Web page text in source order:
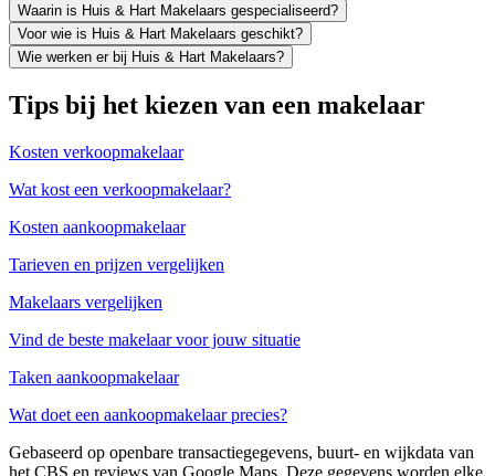
Waarin is Huis & Hart Makelaars gespecialiseerd?
Voor wie is Huis & Hart Makelaars geschikt?
Wie werken er bij Huis & Hart Makelaars?
Tips bij het kiezen van een makelaar
Kosten verkoopmakelaar
Wat kost een verkoopmakelaar?
Kosten aankoopmakelaar
Tarieven en prijzen vergelijken
Makelaars vergelijken
Vind de beste makelaar voor jouw situatie
Taken aankoopmakelaar
Wat doet een aankoopmakelaar precies?
Gebaseerd op openbare transactiegegevens, buurt- en wijkdata van
het CBS en reviews van Google Maps. Deze gegevens worden elke